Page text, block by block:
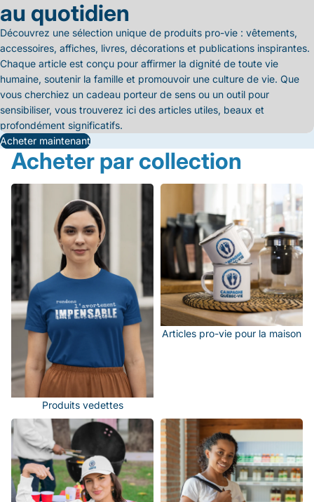
au quotidien
Découvrez une sélection unique de produits pro-vie : vêtements,
accessoires, affiches, livres, décorations et publications inspirantes.
Chaque article est conçu pour affirmer la dignité de toute vie
humaine, soutenir la famille et promouvoir une culture de vie. Que
vous cherchiez un cadeau porteur de sens ou un outil pour
sensibiliser, vous trouverez ici des articles utiles, beaux et
profondément significatifs.
Acheter maintenant
Acheter par collection
Produits vedettes
Produits vedettes
Articles pro-vie pour la maison
Vêtements pro-vie Accessoires pro-vie